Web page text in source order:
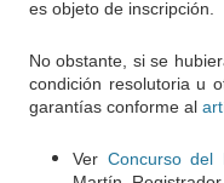
es objeto de inscripción.
No obstante, si se
condición resolutoria u
garantías conforme al
Ver Concurso del